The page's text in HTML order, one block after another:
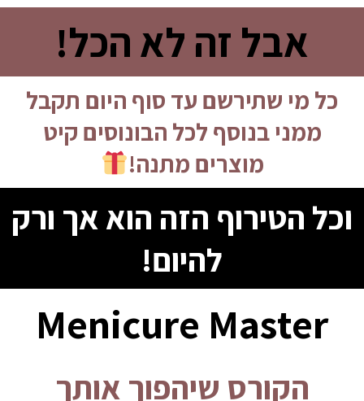
אבל זה לא הכל!
כל מי שתירשם עד סוף היום תקבל
ממני בנוסף לכל הבונוסים קיט
מוצרים מתנה!
וכל הטירוף הזה הוא אך ורק
להיום!
Menicure Master
הקורס שיהפוך אותך